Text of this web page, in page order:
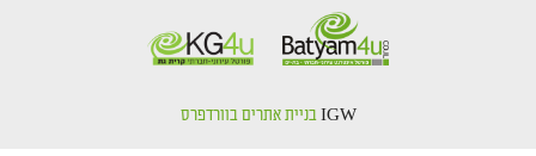
IGW בניית אתרים בוורדפרס